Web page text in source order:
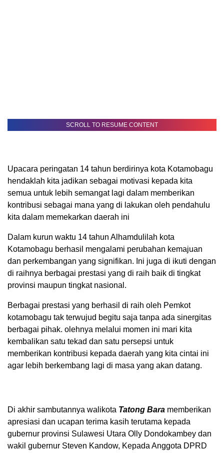
SCROLL TO RESUME CONTENT
Upacara peringatan 14 tahun berdirinya kota Kotamobagu
hendaklah kita jadikan sebagai motivasi kepada kita
semua untuk lebih semangat lagi dalam memberikan
kontribusi sebagai mana yang di lakukan oleh pendahulu
kita dalam memekarkan daerah ini
Dalam kurun waktu 14 tahun Alhamdulilah kota
Kotamobagu berhasil mengalami perubahan kemajuan
dan perkembangan yang signifikan. Ini juga di ikuti dengan
di raihnya berbagai prestasi yang di raih baik di tingkat
provinsi maupun tingkat nasional.
Berbagai prestasi yang berhasil di raih oleh Pemkot
kotamobagu tak terwujud begitu saja tanpa ada sinergitas
berbagai pihak. olehnya melalui momen ini mari kita
kembalikan satu tekad dan satu persepsi untuk
memberikan kontribusi kepada daerah yang kita cintai ini
agar lebih berkembang lagi di masa yang akan datang.
Di akhir sambutannya walikota Tatong Bara memberikan
apresiasi dan ucapan terima kasih terutama kepada
gubernur provinsi Sulawesi Utara Olly Dondokambey dan
wakil gubernur Steven Kandow, Kepada Anggota DPRD